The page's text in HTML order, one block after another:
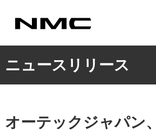
カスタ
ニュースリリース
オーテックジャパン